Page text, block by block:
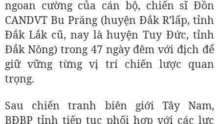
ngoan cường của cán bộ, chiến sĩ Đồn
CANDVT Bu Prăng (huyện Đắk R’lấp, tỉnh
Đắk Lắk cũ, nay là huyện Tuy Đức, tỉnh
Đắk Nông) trong 47 ngày đêm với địch để
giữ vững từng vị trí chiến lược quan
trọng.
Sau chiến tranh biên giới Tây Nam,
BĐBP tỉnh tiếp tục phối hợp với các lực